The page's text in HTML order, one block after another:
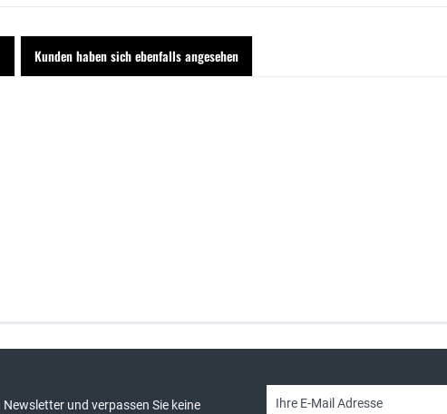
Kunden haben sich ebenfalls angesehen
und verpassen Sie keine